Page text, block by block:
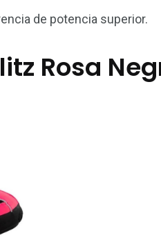
de potencia superior.
Rosa